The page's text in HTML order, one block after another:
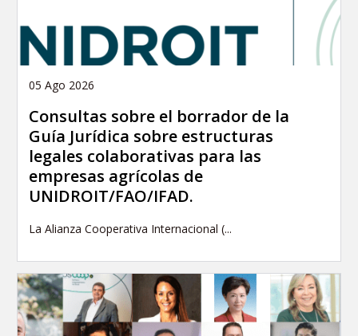
05 Ago 2026
Consultas sobre el borrador de la
Guía Jurídica sobre estructuras
legales colaborativas para las
empresas agrícolas de
UNIDROIT/FAO/IFAD.
La Alianza Cooperativa Internacional (...